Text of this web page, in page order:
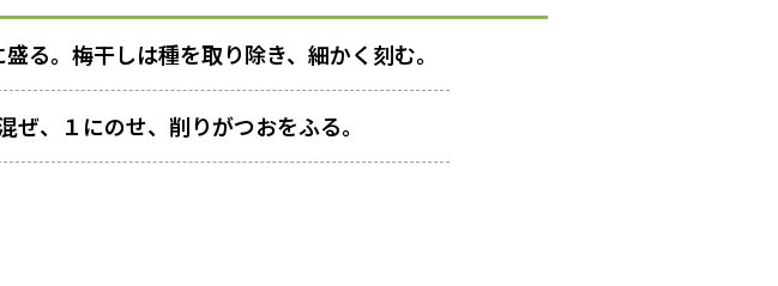
る。梅干しは種を取り除き、細かく刻む。
、１にのせ、削りがつおをふる。